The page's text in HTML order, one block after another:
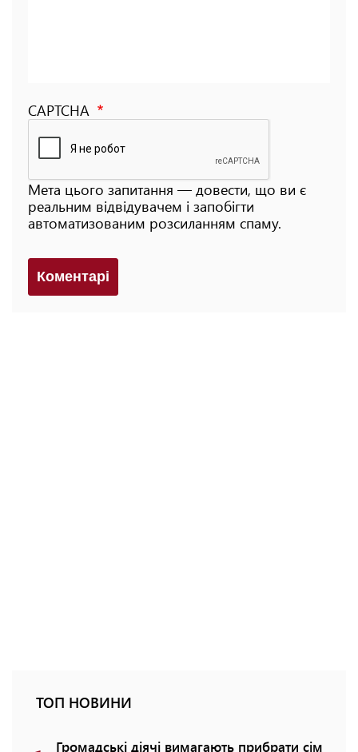
CAPTCHA
Мета цього запитання — довести, що ви є
реальним відвідувачем і запобігти
автоматизованим розсиланням спаму.
Коментарi
ТОП НОВИНИ
Громадські діячі вимагають прибрати сім